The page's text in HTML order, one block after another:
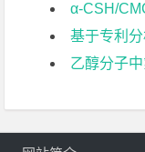
α-CSH/
基于专利分
乙醇分子